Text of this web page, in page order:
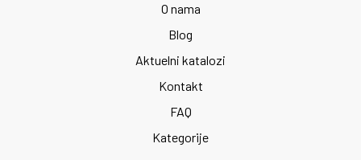
O nama
Blog
Aktuelni katalozi
Kontakt
FAQ
Kategorije